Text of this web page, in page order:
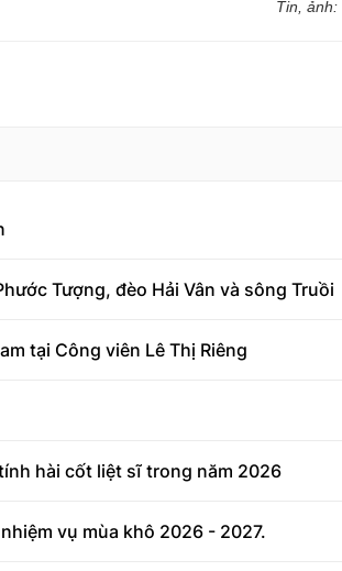
Tin, ảnh:
Tượng, đèo Hải Vân và sông Truồi
tại Công viên Lê Thị Riêng
hài cốt liệt sĩ trong năm 2026
vụ mùa khô 2026 - 2027.